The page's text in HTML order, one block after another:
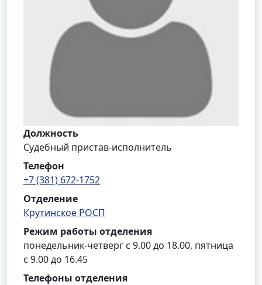
Должность
Судебный пристав-исполнитель
Телефон
+7 (381) 672-1752
Отделение
Крутинское РОСП
Режим работы отделения
понедельник-четверг с 9.00 до 18.00, пятница
с 9.00 до 16.45
Телефоны отделения